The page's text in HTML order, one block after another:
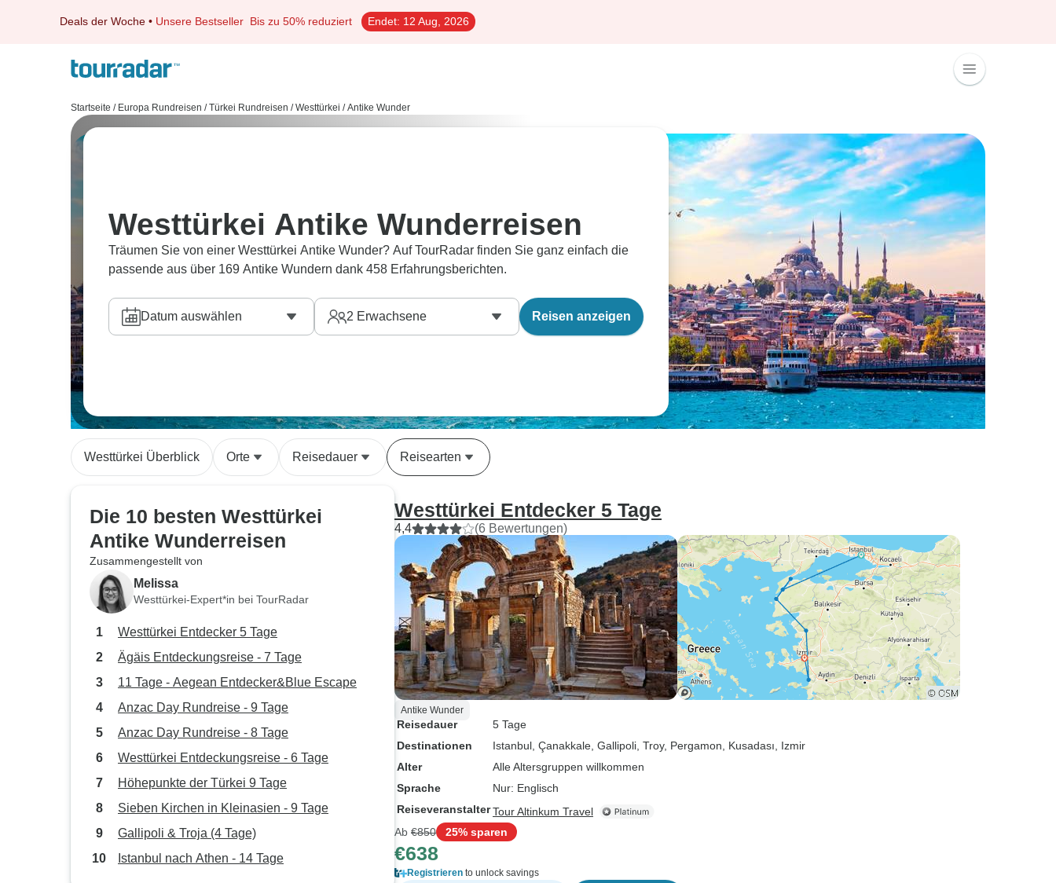
Deals der Woche • Unsere Bestseller Bis zu 50% reduziert Endet: 12 Aug, 2026
Startseite / Europa Rundreisen / Türkei Rundreisen / Westtürkei / Antike Wunder
Westtürkei Antike Wunderreisen
Träumen Sie von einer Westtürkei Antike Wunder? Auf TourRadar finden Sie ganz einfach die
passende aus über 169 Antike Wundern dank 458 Erfahrungsberichten.
Datum auswählen 2 Erwachsene Reisen anzeigen
Westtürkei Überblick Orte Reisedauer Reisearten
Die 10 besten Westtürkei
Antike Wunderreisen
Zusammengestellt von
Melissa
Westtürkei-Expert*in bei TourRadar
Westtürkei Entdecker 5 Tage
Ägäis Entdeckungsreise - 7 Tage
11 Tage - Aegean Entdecker&Blue Escape
Anzac Day Rundreise - 9 Tage
Anzac Day Rundreise - 8 Tage
Westtürkei Entdeckungsreise - 6 Tage
Höhepunkte der Türkei 9 Tage
Sieben Kirchen in Kleinasien - 9 Tage
Gallipoli & Troja (4 Tage)
Istanbul nach Athen - 14 Tage
Westtürkei Entdecker 5 Tage
4,4 (6 Bewertungen)
Antike Wunder
Reisedauer
5 Tage
Destinationen
Istanbul , Çanakkale , Gallipoli , Troy, Pergamon , Kusadası , Izmir
Alter
Alle Altersgruppen willkommen
Sprache
Nur: Englisch
ReiseveranstalterTour Altinkum Travel
Ab €850 25% sparen
€638
Registrieren to unlock savings